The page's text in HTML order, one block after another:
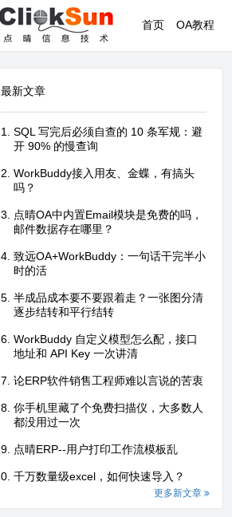
首页 OA教程
最新文章
SQL 写完后必须自查的 10 条军规：避
开 90% 的慢查询
WorkBuddy接入用友、金蝶，有搞头
吗？
点晴OA中内置Email模块是免费的吗，
邮件数据存在哪里？
致远OA+WorkBuddy：一句话干完半小
时的活
半成品成本要不要跟着走？一张图分清
逐步结转和平行结转
WorkBuddy 自定义模型怎么配，接口
地址和 API Key 一次讲清
论ERP软件销售工程师难以言说的苦衷
你手机里藏了个免费扫描仪，大多数人
都没用过一次
点晴ERP--用户打印工作流模板乱
千万数量级excel，如何快速导入？
更多新文章